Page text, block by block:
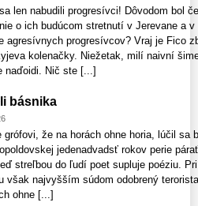
len nabudili progresívci! Dôvodom bol
o ich budúcom stretnutí v Jerevane a
agresívnych progresívcov? Vraj je Fico
kolenačky. Niežetak, milí naivní
naďoidi. Nič ste [...]
básnika
grófovi, že na horách ohne horia, lúčil
jedenadvadsť rokov perie
streľbou do ľudí poet supluje poéziu.
však najvyšším súdom odobrený
ohne [...]